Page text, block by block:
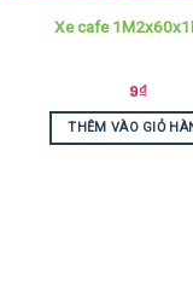
Xe cafe
9₫
THÊM VÀO GIỎ